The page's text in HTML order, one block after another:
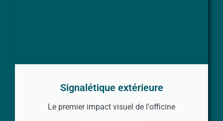
Signalétique extérieure
Le premier impact visuel de l'officine